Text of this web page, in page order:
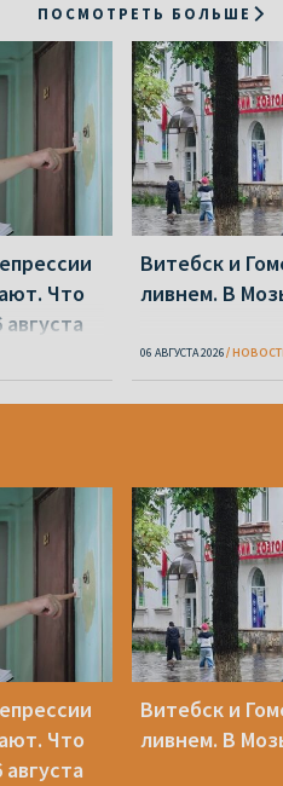
ПОСМОТРЕТЬ БОЛЬШЕ
Что
Витебск и
ливнем. В
06 АВГУСТА 2026
Что
Витебск и
ливнем. В